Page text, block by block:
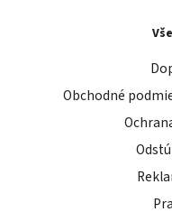
Obchodné